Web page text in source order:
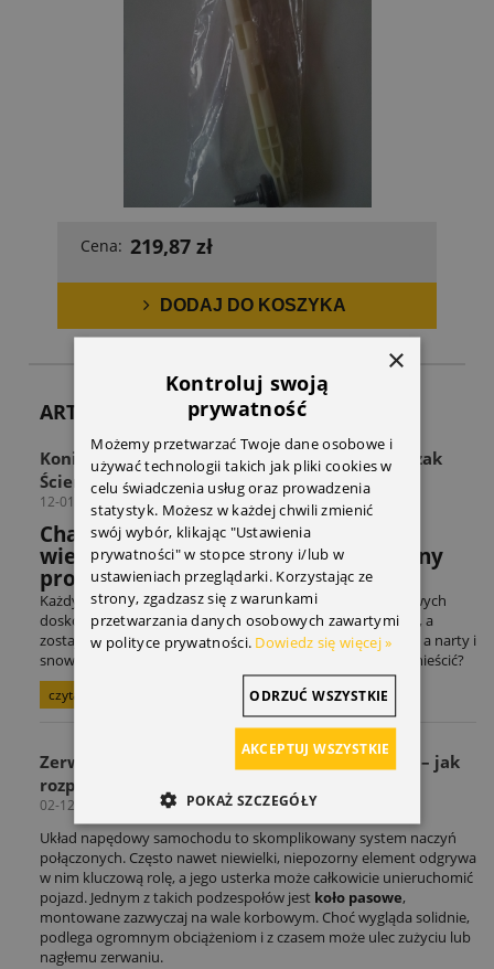
Cena: 219,87 zł
DODAJ DO KOSZYKA
ARTYKUŁY
Koniec z zagraconą przestrzenią! Odkryj Wieszak
Ścienny THULE Wall Hanger
12-01-2026
Chaos w strefie sprzętu? Sprawdź jak
wieszak THULE rozwiązuje powszechny
problem miłośników sportów.
Każdy entuzjasta sportów rowerowych czy sportów zimowych
doskonale zna ten scenariusz: adrenalina po treningu mija, a
zostaje problem logistyczny. Rower czeka na kolejną trasę, a narty i
snowboard na zimowe szaleństwo. Gdzie to wszystko pomieścić?
czytaj całość »
Zerwane koło pasowe paska wielorowkowego – jak
rozpoznać awarię i co robić?
02-12-2025
Układ napędowy samochodu to skomplikowany system naczyń
połączonych. Często nawet niewielki, niepozorny element odgrywa
w nim kluczową rolę, a jego usterka może całkowicie unieruchomić
pojazd. Jednym z takich podzespołów jest koło pasowe,
montowane zazwyczaj na wale korbowym. Choć wygląda solidnie,
podlega ogromnym obciążeniom i z czasem może ulec zużyciu lub
nagłemu zerwaniu.
×
Kontroluj swoją
prywatność
Możemy przetwarzać Twoje dane osobowe i
używać technologii takich jak pliki cookies w
celu świadczenia usług oraz prowadzenia
statystyk. Możesz w każdej chwili zmienić
swój wybór, klikając "Ustawienia
prywatności" w stopce strony i/lub w
ustawieniach przeglądarki. Korzystając ze
strony, zgadzasz się z warunkami
przetwarzania danych osobowych zawartymi
w polityce prywatności. Dowiedz się więcej »
AKCEPTUJ WSZYSTKIE
ODRZUĆ WSZYSTKIE
POKAŻ SZCZEGÓŁY